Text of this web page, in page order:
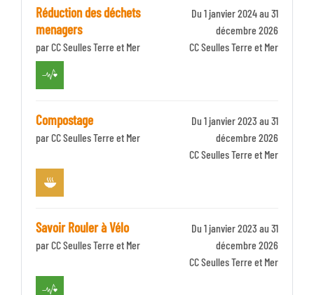
Réduction des déchets
menagers
par CC Seulles Terre et Mer
Du 1 janvier 2024 au 31
décembre 2026
IdentifiantCC Seulles Terre et Mer
Compostage
par CC Seulles Terre et Mer
Du 1 janvier 2023 au 31
décembre 2026
IdentifiantCC Seulles Terre et Mer
Savoir Rouler à Vélo
par CC Seulles Terre et Mer
Du 1 janvier 2023 au 31
décembre 2026
IdentifiantCC Seulles Terre et Mer